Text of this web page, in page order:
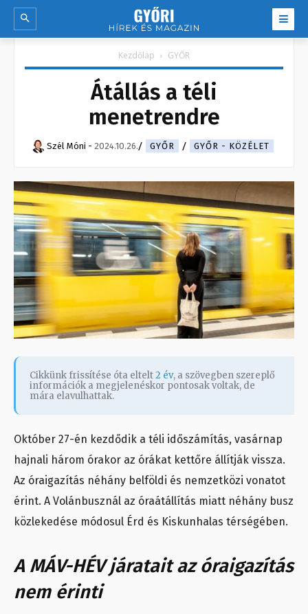
Kezdőlap GYŐR
Átállás a téli
menetrendre
Szél Móni - 2024.10.26. GYŐR GYŐR - KÖZÉLET
Cikkünk frissítése óta eltelt2 év, a szövegben szereplő
információk a megjelenéskor pontosak voltak, de
mára elavulhattak.
Október 27-én kezdődik a téli időszámítás, vasárnap
hajnali három órakor az órákat kettőre állítják vissza.
Az óraigazítás néhány belföldi és nemzetközi vonatot
érint. A Volánbusznál az óraátállítás miatt néhány busz
közlekedése módosul Érd és Kiskunhalas térségében.
A MÁV-HÉV járatait az óraigazítás
nem érinti